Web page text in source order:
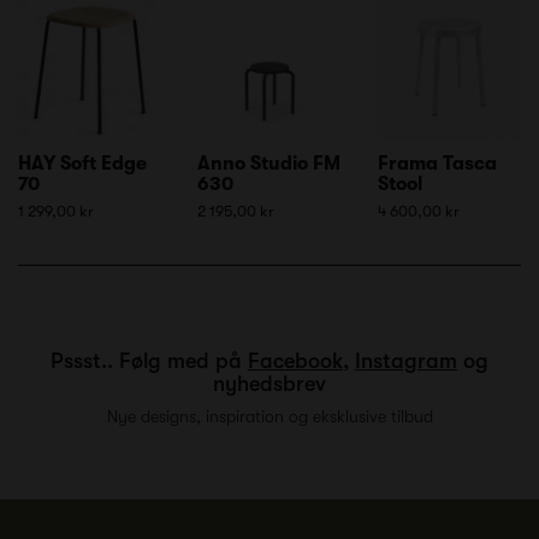
HAY Soft Edge
70
1 299,00 kr
Anno Studio FM
630
2 195,00 kr
Frama Tasca
Stool
4 600,00 kr
Pssst.. Følg med på Facebook, Instagram og
nyhedsbrev
Nye designs, inspiration og eksklusive tilbud